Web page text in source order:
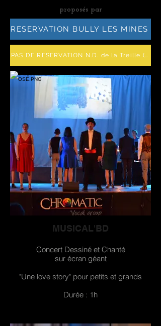
proposés par
RESERVATION BULLY LES MINES
PAS DE RESERVATION N.D. de la Treille
MUSICAL'BD
Concert Dessiné et Chanté
sur écran géant
"Une love story" pour petits et grands
Durée : 1h